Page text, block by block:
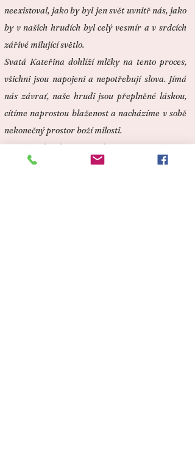
neexistoval, jako by byl jen svět uvnitř nás, jako
by v našich hrudích byl celý vesmír a v srdcích
zářivé milující světlo.
Svatá Kateřina dohlíží mlčky na tento proces,
všichni jsou napojeni a nepotřebují slova. Jímá
nás závrať, naše hrudi jsou přeplněné láskou,
cítíme naprostou blaženost a nacházíme v sobě
nekonečný prostor boží milosti.
Mojžíš: „Okusili jste a rozdávejte. Už není čas na
utrpení. Ustlal jsem vám ke spočinutí v Boží